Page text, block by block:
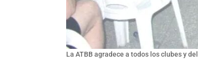
La ATBB agradece a todos los clubes y